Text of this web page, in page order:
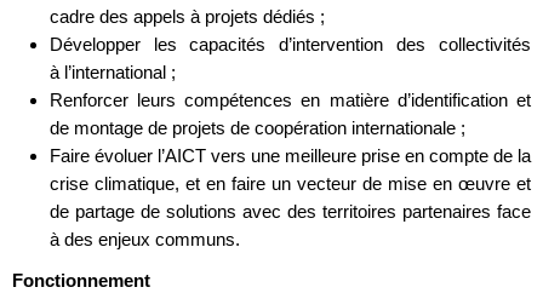
cadre des appels à projets dédiés ;
Développer les capacités d’intervention des collectivités
à l’international ;
Renforcer leurs compétences en matière d’identification et
de montage de projets de coopération internationale ;
Faire évoluer l’AICT vers une meilleure prise en compte de la
crise climatique, et en faire un vecteur de mise en œuvre et
de partage de solutions avec des territoires partenaires face
à des enjeux communs.
Fonctionnement